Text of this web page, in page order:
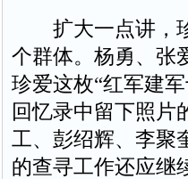
扩大一点讲，珍
个群体。杨勇、张
珍爱这枚“红军建
回忆录中留下照片
工、彭绍辉、李聚
的查寻工作还应继